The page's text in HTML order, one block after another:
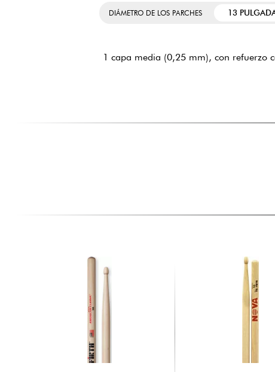
DIÁMETRO DE LOS PARCHES 13
1 capa media (0,25 mm), con refuerzo